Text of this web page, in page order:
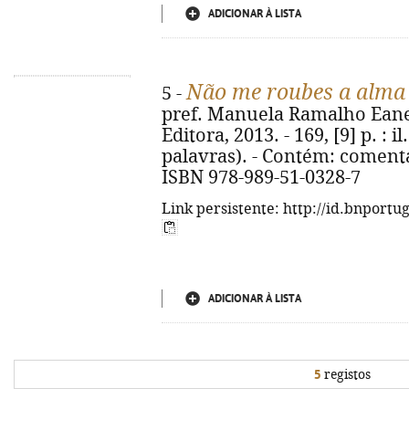
ADICIONAR À LISTA
5 -Não me roubes a alma
pref. Manuela Ramalho
Editora, 2013. - 169, [9] p. :
palavras). - Contém:
ISBN 978-989-51-0328-7
Link persistente: http://
ADICIONAR À LISTA
5 registos